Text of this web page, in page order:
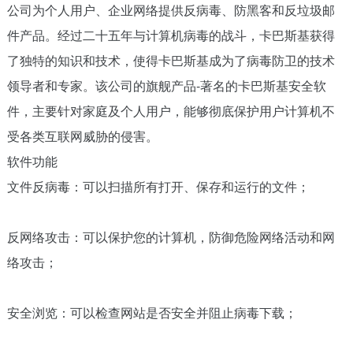
公司为个人用户、企业网络提供反病毒、防黑客和反垃圾邮
件产品。经过二十五年与计算机病毒的战斗，卡巴斯基获得
了独特的知识和技术，使得卡巴斯基成为了病毒防卫的技术
领导者和专家。该公司的旗舰产品-著名的卡巴斯基安全软
件，主要针对家庭及个人用户，能够彻底保护用户计算机不
受各类互联网威胁的侵害。
软件功能
文件反病毒：可以扫描所有打开、保存和运行的文件；
反网络攻击：可以保护您的计算机，防御危险网络活动和网
络攻击；
安全浏览：可以检查网站是否安全并阻止病毒下载；